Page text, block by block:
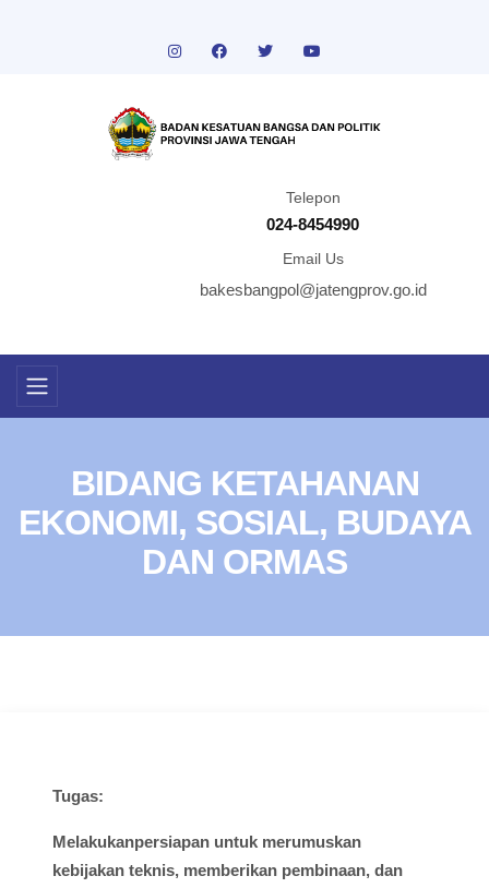
Telepon
024-8454990
Email Us
bakesbangpol@jatengprov.go.id
BIDANG KETAHANAN
EKONOMI, SOSIAL, BUDAYA
DAN ORMAS
Tugas:
Melakukanpersiapan untuk merumuskan
kebijakan teknis, memberikan pembinaan, dan